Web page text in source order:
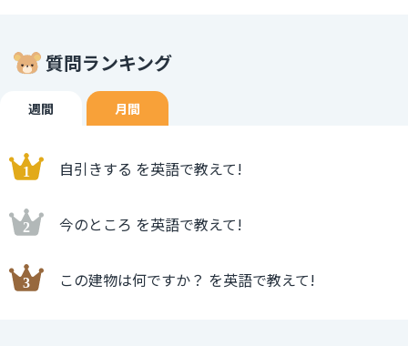
質問ランキング
週間 月間
自引きする を英語で教えて!
今のところ を英語で教えて!
この建物は何ですか？ を英語で教えて!